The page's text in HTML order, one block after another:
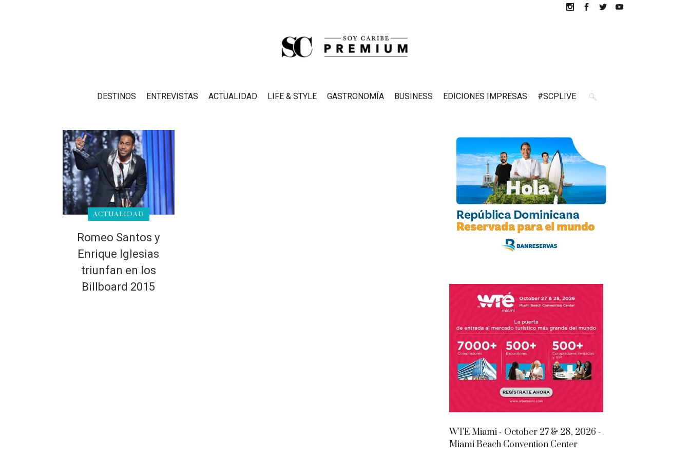
DESTINOS ENTREVISTAS ACTUALIDAD LIFE & STYLE GASTRONOMÍA BUSINESS EDICIONES IMPRESAS #SCPLIVE
ACTUALIDAD
Romeo Santos y
Enrique Iglesias
triunfan en los
Billboard 2015
WTE Miami - October 27 & 28, 2026 -
Miami Beach Convention Center